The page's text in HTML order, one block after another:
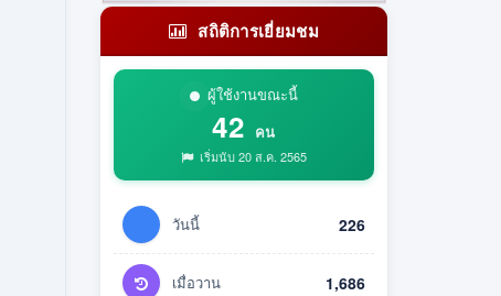
สถิติการเยี่ยมชม
ผู้ใช้งานขณะนี้
42 คน
เริ่มนับ 20 ส.ค. 2565
วันนี้ 226
เมื่อวาน 1,686